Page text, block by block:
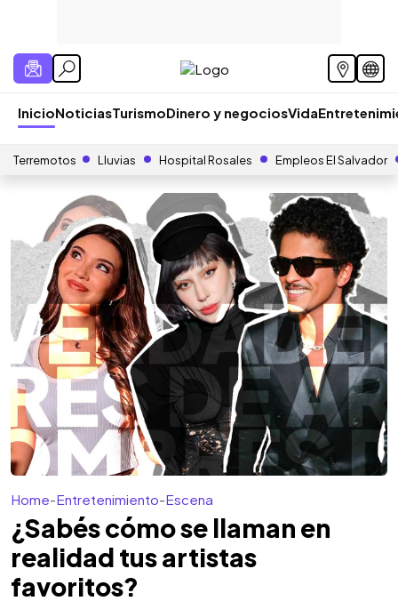
InicioNoticiasTurismoDinero y negociosVida
Terremotos Lluvias Hospital Rosales Empleos El Salvador
Home-Entretenimiento-Escena
¿Sabés cómo se llaman en
realidad tus artistas
favoritos?